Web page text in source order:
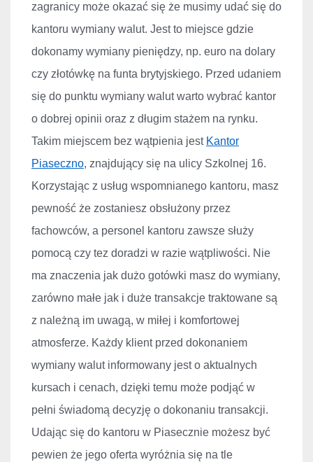
zagranicy może okazać się że musimy udać się do
kantoru wymiany walut. Jest to miejsce gdzie
dokonamy wymiany pieniędzy, np. euro na dolary
czy złotówkę na funta brytyjskiego. Przed udaniem
się do punktu wymiany walut warto wybrać kantor
o dobrej opinii oraz z długim stażem na rynku.
Takim miejscem bez wątpienia jest Kantor
Piaseczno, znajdujący się na ulicy Szkolnej 16.
Korzystając z usług wspomnianego kantoru, masz
pewność że zostaniesz obsłużony przez
fachowców, a personel kantoru zawsze służy
pomocą czy tez doradzi w razie wątpliwości. Nie
ma znaczenia jak dużo gotówki masz do wymiany,
zarówno małe jak i duże transakcje traktowane są
z należną im uwagą, w miłej i komfortowej
atmosferze. Każdy klient przed dokonaniem
wymiany walut informowany jest o aktualnych
kursach i cenach, dzięki temu może podjąć w
pełni świadomą decyzję o dokonaniu transakcji.
Udając się do kantoru w Piasecznie możesz być
pewien że jego oferta wyróżnia się na tle